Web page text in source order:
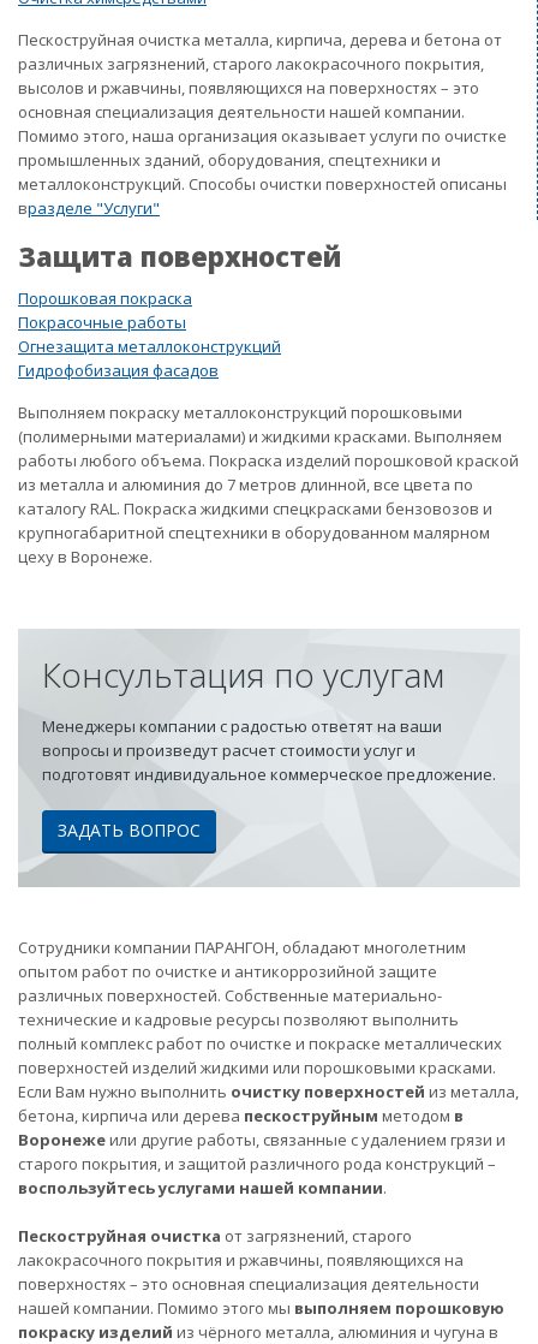
Пескоструйная очистка металла, кирпича, дерева и бетона от
различных загрязнений, старого лакокрасочного покрытия,
высолов и ржавчины, появляющихся на поверхностях – это
основная специализация деятельности нашей компании.
Помимо этого, наша организация оказывает услуги по очистке
промышленных зданий, оборудования, спецтехники и
металлоконструкций. Способы очистки поверхностей описаны
вразделе "Услуги"
Защита поверхностей
Порошковая покраска
Покрасочные работы
Огнезащита металлоконструкций
Гидрофобизация фасадов
Выполняем покраску металлоконструкций порошковыми
(полимерными материалами) и жидкими красками. Выполняем
работы любого объема. Покраска изделий порошковой краской
из металла и алюминия до 7 метров длинной, все цвета по
каталогу RAL. Покраска жидкими спецкрасками бензовозов и
крупногабаритной спецтехники в оборудованном малярном
цеху в Воронеже.
Консультация по услугам
Менеджеры компании с радостью ответят на ваши
вопросы и произведут расчет стоимости услуг и
подготовят индивидуальное коммерческое предложение.
ЗАДАТЬ ВОПРОС
Сотрудники компании ПАРАНГОН, обладают многолетним
опытом работ по очистке и антикоррозийной защите
различных поверхностей. Собственные материально-
технические и кадровые ресурсы позволяют выполнить
полный комплекс работ по очистке и покраске металлических
поверхностей изделий жидкими или порошковыми красками.
Если Вам нужно выполнить очистку поверхностей из металла,
бетона, кирпича или дерева пескоструйным методом в
Воронежеили другие работы, связанные с удалением грязи и
старого покрытия, и защитой различного рода конструкций –
воспользуйтесь услугами нашей компании.
Пескоструйная очистка от загрязнений, старого
лакокрасочного покрытия и ржавчины, появляющихся на
поверхностях – это основная специализация деятельности
нашей компании. Помимо этого мы выполняем порошковую
покраску изделий из чёрного металла, алюминия и чугуна в